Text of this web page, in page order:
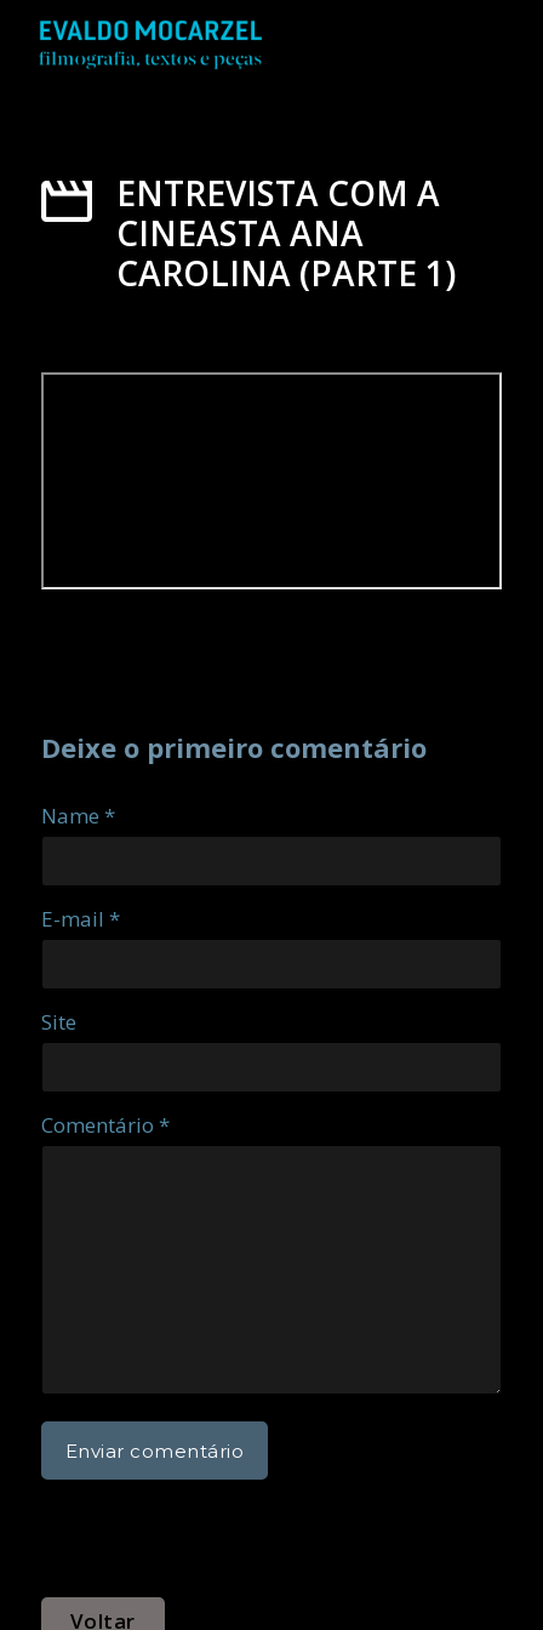
ENTREVISTA COM A
CINEASTA ANA
CAROLINA (PARTE 1)
Deixe o primeiro comentário
Name *
E-mail *
Site
Comentário *
Voltar